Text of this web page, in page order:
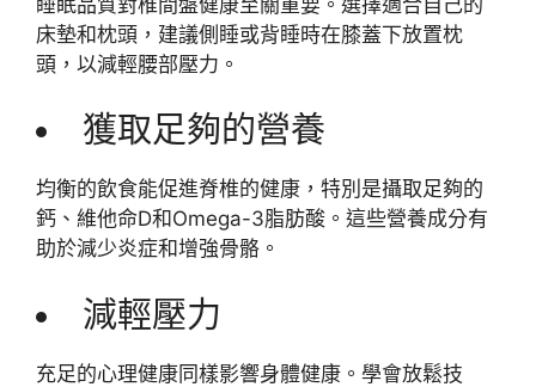
床墊和枕頭，建議側睡或背睡時在膝蓋下放置枕
頭，以減輕腰部壓力。
獲取足夠的營養
均衡的飲食能促進脊椎的健康，特別是攝取足夠的
鈣、維他命D和Omega-3脂肪酸。這些營養成分有
助於減少炎症和增強骨骼。
減輕壓力
充足的心理健康同樣影響身體健康。學會放鬆技